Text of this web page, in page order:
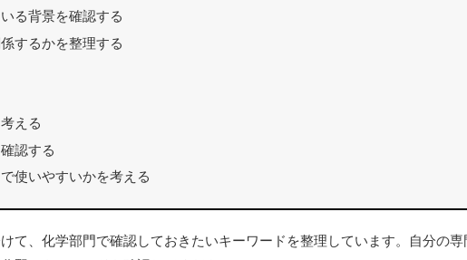
る背景を確認する
するかを整理する
える
認する
使いやすいかを考える
て、化学部門で確認しておきたいキーワードを整理しています。自分の